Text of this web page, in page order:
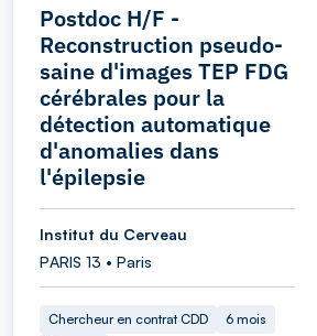
Postdoc H/F -
Reconstruction pseudo-
saine d'images TEP FDG
cérébrales pour la
détection automatique
d'anomalies dans
l'épilepsie
Institut du Cerveau
PARIS 13 • Paris
Chercheur en contrat CDD
6 mois